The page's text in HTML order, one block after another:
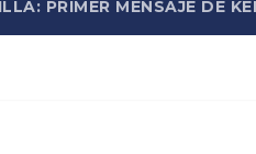
PRIMER MENSAJE DE